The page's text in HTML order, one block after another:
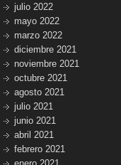
julio 2022
mayo 2022
marzo 2022
diciembre 2021
noviembre 2021
octubre 2021
agosto 2021
julio 2021
junio 2021
abril 2021
febrero 2021